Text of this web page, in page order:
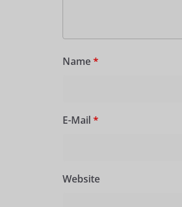
Name*
E-Mail *
Website